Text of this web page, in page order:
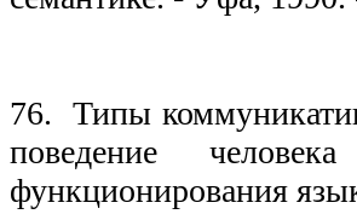
76. Типы
поведение
функционирования